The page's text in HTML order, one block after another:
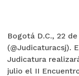
Bogotá D.C., 22
(@Judicaturacsj).
Judicatura
julio el II